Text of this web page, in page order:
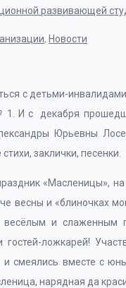
, Новости
с детьми-
И с декабря
Юрьевны
заклички, песенки.
«Масленицы»,
весны и «блиночках
весёлым и слаженным
гостей-ложкарей!
и смеялись вместе с
нарядная да